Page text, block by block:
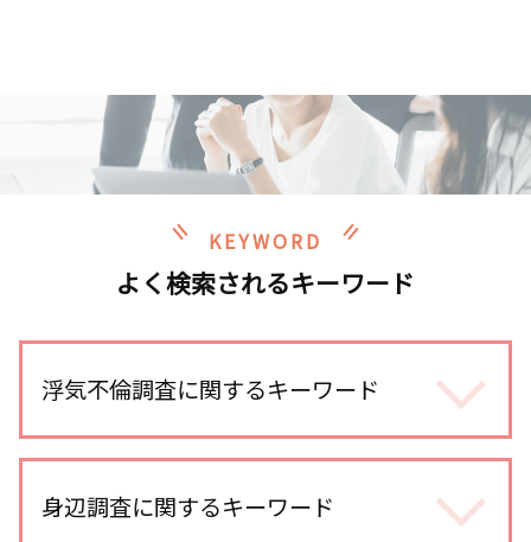
KEYWORD
よく検索されるキーワード
浮気不倫調査に関するキーワード
浮気 疑惑
浮気調査 スマホ 位置情報
身辺調査に関するキーワード